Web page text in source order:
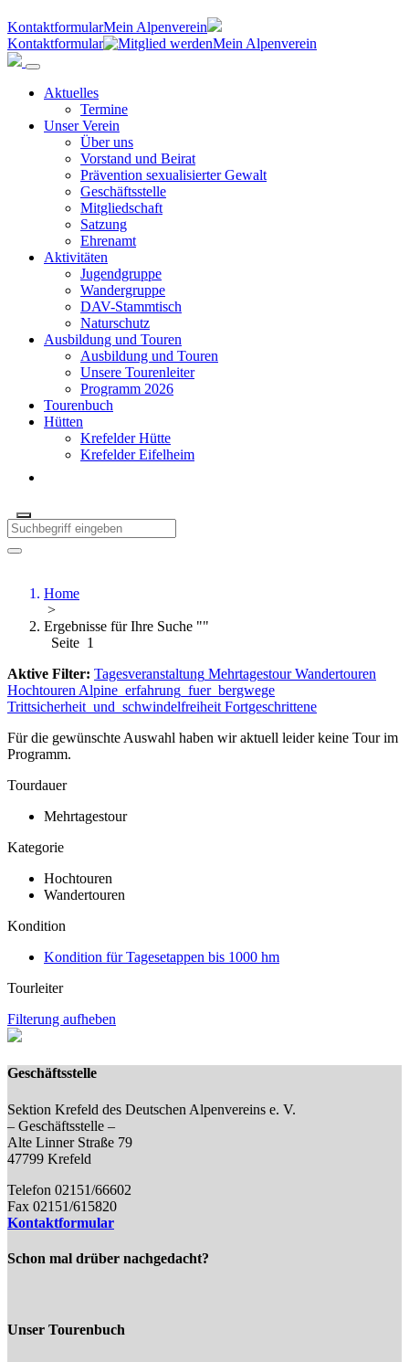
KontaktformularMein Alpenverein
Kontaktformular
Mein Alpenverein
Aktuelles
Termine
Unser Verein
Über uns
Vorstand und Beirat
Prävention sexualisierter Gewalt
Geschäftsstelle
Mitgliedschaft
Satzung
Ehrenamt
Aktivitäten
Jugendgruppe
Wandergruppe
DAV-Stammtisch
Naturschutz
Ausbildung und Touren
Ausbildung und Touren
Unsere Tourenleiter
Programm 2026
Tourenbuch
Hütten
Krefelder Hütte
Krefelder Eifelheim
Home
>
Ergebnisse für Ihre Suche ""
Seite 1
Aktive Filter: Tagesveranstaltung MehrtagestourWandertouren
Hochtouren Alpine_erfahrung_fuer_bergwege
Trittsicherheit_und_schwindelfreiheit Fortgeschrittene
Für die gewünschte Auswahl haben wir aktuell leider keine Tour im
Programm.
Tourdauer
Mehrtagestour
Kategorie
Hochtouren
Wandertouren
Kondition
Kondition für Tagesetappen bis 1000 hm
Tourleiter
Filterung aufheben
Geschäftsstelle
Sektion Krefeld des Deutschen Alpenvereins e. V.
– Geschäftsstelle –
Alte Linner Straße 79
47799 Krefeld
Telefon 02151/66602
Fax 02151/615820
Kontaktformular
Schon mal drüber nachgedacht?
Unser Tourenbuch